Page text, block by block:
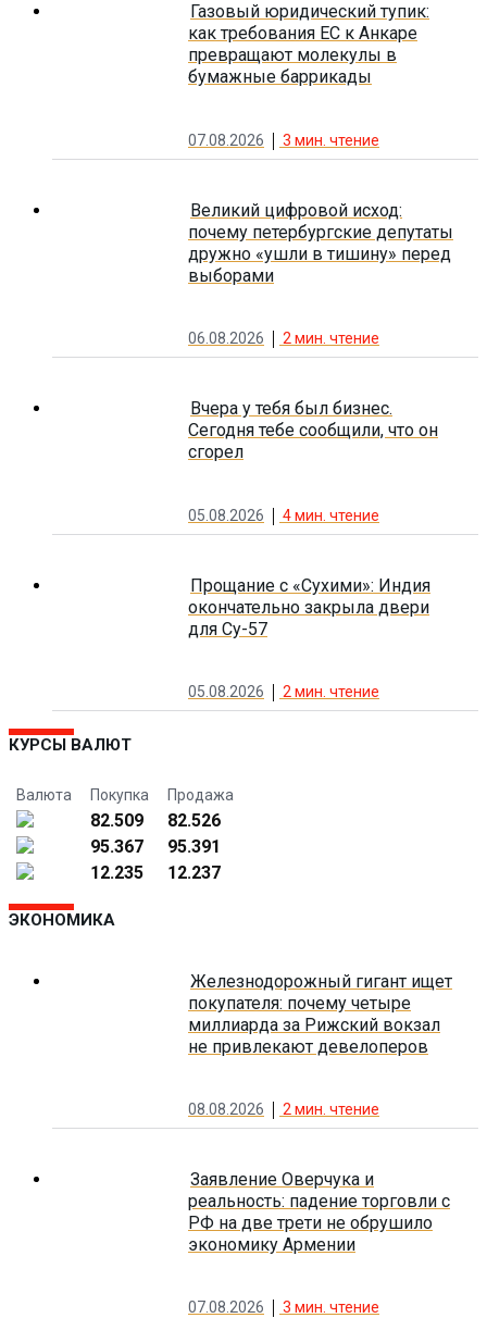
Газовый юридический тупик:
как требования ЕС к Анкаре
превращают молекулы в
бумажные баррикады
07.08.2026 3 мин. чтение
Великий цифровой исход:
почему петербургские депутаты
дружно «ушли в тишину» перед
выборами
06.08.2026 2 мин. чтение
Вчера у тебя был бизнес.
Сегодня тебе сообщили, что он
сгорел
05.08.2026 4мин. чтение
Прощание с «Сухими»: Индия
окончательно закрыла двери
для Су-57
05.08.2026 2мин. чтение
КУРСЫ ВАЛЮТ
Валюта Покупка Продажа
82.509
82.526
95.367
95.391
12.235
12.237
ЭКОНОМИКА
Железнодорожный гигант ищет
покупателя: почему четыре
миллиарда за Рижский вокзал
не привлекают девелоперов
08.08.2026 2 мин. чтение
Заявление Оверчука и
реальность: падение торговли с
РФ на две трети не обрушило
экономику Армении
07.08.2026 3 мин. чтение